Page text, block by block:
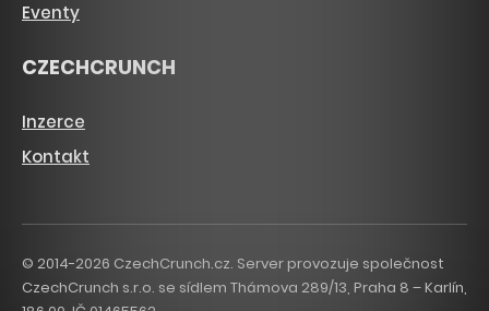
Eventy
CZECHCRUNCH
Inzerce
Kontakt
© 2014-2026 CzechCrunch.cz. Server provozuje společnost
CzechCrunch s.r.o. se sídlem Thámova 289/13, Praha 8 – Karlín,